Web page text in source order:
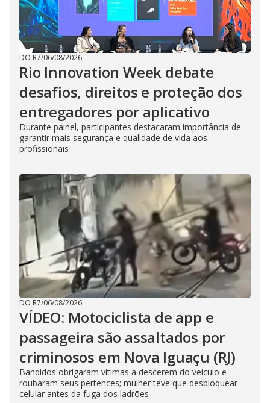
DO R7/06/08/2026
Rio Innovation Week debate
desafios, direitos e proteção dos
entregadores por aplicativo
Durante painel, participantes destacaram importância de
garantir mais segurança e qualidade de vida aos
profissionais
DO R7/06/08/2026
VÍDEO: Motociclista de app e
passageira são assaltados por
criminosos em Nova Iguaçu (RJ)
Bandidos obrigaram vítimas a descerem do veículo e
roubaram seus pertences; mulher teve que desbloquear
celular antes da fuga dos ladrões